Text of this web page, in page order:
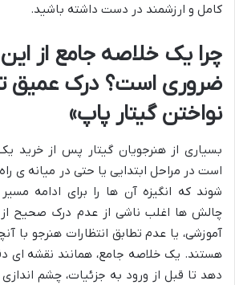
کامل و ارزشمند در دست داشته باشید.
چرا یک خلاصه جامع از
ضروری است؟ درک عمیق
نواختن گیتار پاپ»
بسیاری از هنرجویان گیتار پس از خرید
است در مراحل ابتدایی یا حتی در میانه ی
شوند که انگیزه آن ها را برای ادامه
چالش ها اغلب ناشی از عدم درک صحیح
آموزشی، یا عدم تطابق انتظارات هنرجو با
هستند. یک خلاصه جامع، همانند نقشه ای
دهد تا قبل از ورود به جزئیات، چشم